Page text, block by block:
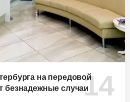
на передовой
безнадежные случаи